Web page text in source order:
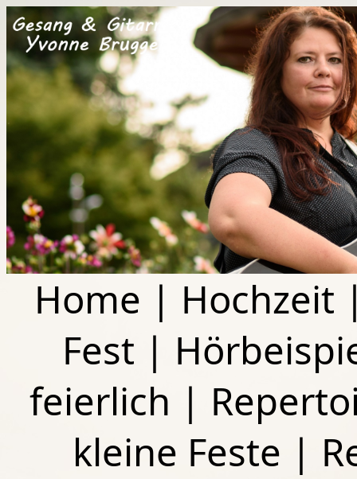
Home | Hochzeit
Fest |
feierlich |
kleine Feste |